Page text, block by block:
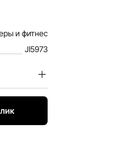
и фитнес
JI5973